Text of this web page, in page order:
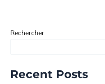
Rechercher
Recent Posts